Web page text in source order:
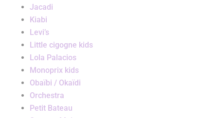
Jacadi
Kiabi
Levi’s
Little cigogne kids
Lola Palacios
Monoprix kids
Obaïbi / Okaïdi
Orchestra
Petit Bateau